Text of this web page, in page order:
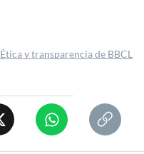
Ética y transparencia de BBCL